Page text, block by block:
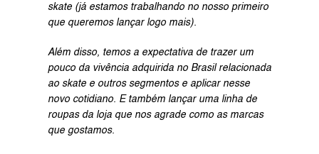
skate (já estamos trabalhando no nosso primeiro
que queremos lançar logo mais).
Além disso, temos a expectativa de trazer um
pouco da vivência adquirida no Brasil relacionada
ao skate e outros segmentos e aplicar nesse
novo cotidiano. E também lançar uma linha de
roupas da loja que nos agrade como as marcas
que gostamos.